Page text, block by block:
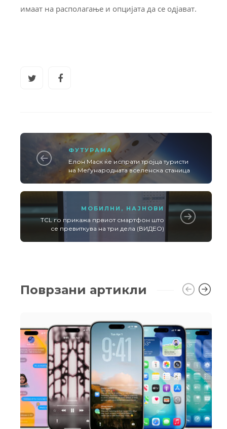
имаат на располагање и опцијата да се одјават.
ФУТУРАМА
Елон Маск ќе испрати тројца туристи
на Меѓународната вселенска станица
МОБИЛНИ , НАЈНОВИ
TCL го прикажа првиот смартфон што
се превиткува на три дела (ВИДЕО)
Поврзани артикли